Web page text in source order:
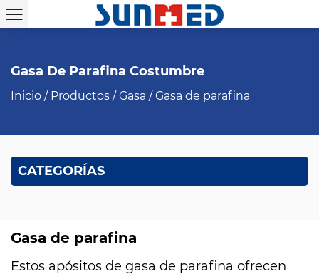
Gasa De Parafina Costumbre
Inicio / Productos /Gasa /Gasa de parafina
CATEGORÍAS
Gasa de parafina
Estos apósitos de gasa de parafina ofrecen